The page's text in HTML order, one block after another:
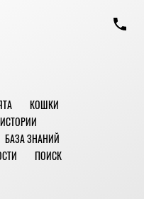
КОШКИ
БАЗА ЗНАНИЙ
ПОИСК